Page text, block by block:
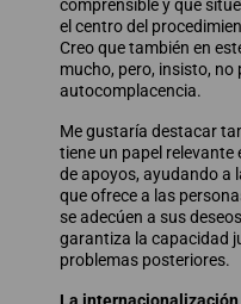
comprensible y que
el centro del
Creo que también en
mucho, pero, insisto, no
autocomplacencia.
Me gustaría destacar
tiene un papel relevante
de apoyos, ayudando a
que ofrece a las
se adecúen a sus
garantiza la capacidad
problemas posteriores.